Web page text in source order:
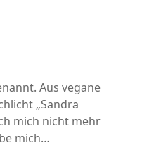
Aus vegane
„Sandra
mich nicht mehr
mich…